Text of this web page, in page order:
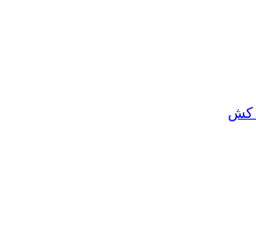
کش